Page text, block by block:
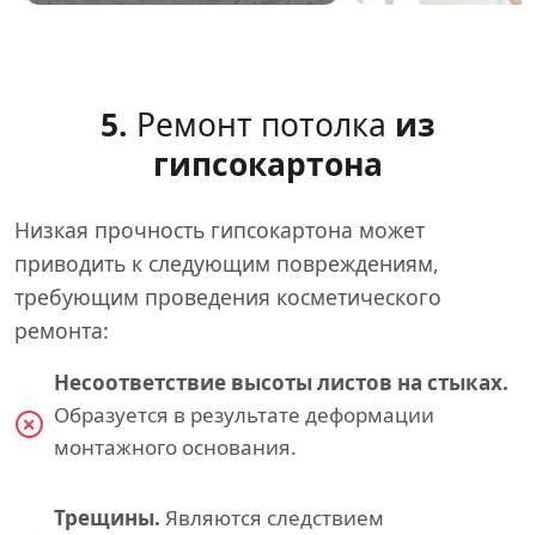
5. Ремонт потолка из
гипсокартона
Низкая прочность гипсокартона может
приводить к следующим повреждениям,
требующим проведения косметического
ремонта:
Несоответствие высоты листов на стыках.
Образуется в результате деформации
монтажного основания.
Трещины. Являются следствием